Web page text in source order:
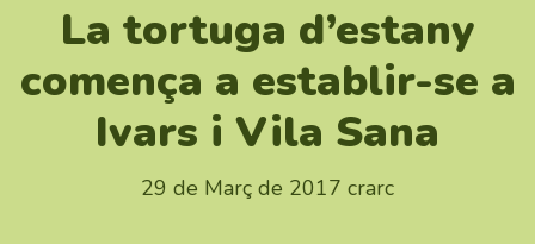
La tortuga d’estany
comença a establir-se a
Ivars i Vila Sana
29 de Març de 2017 crarc